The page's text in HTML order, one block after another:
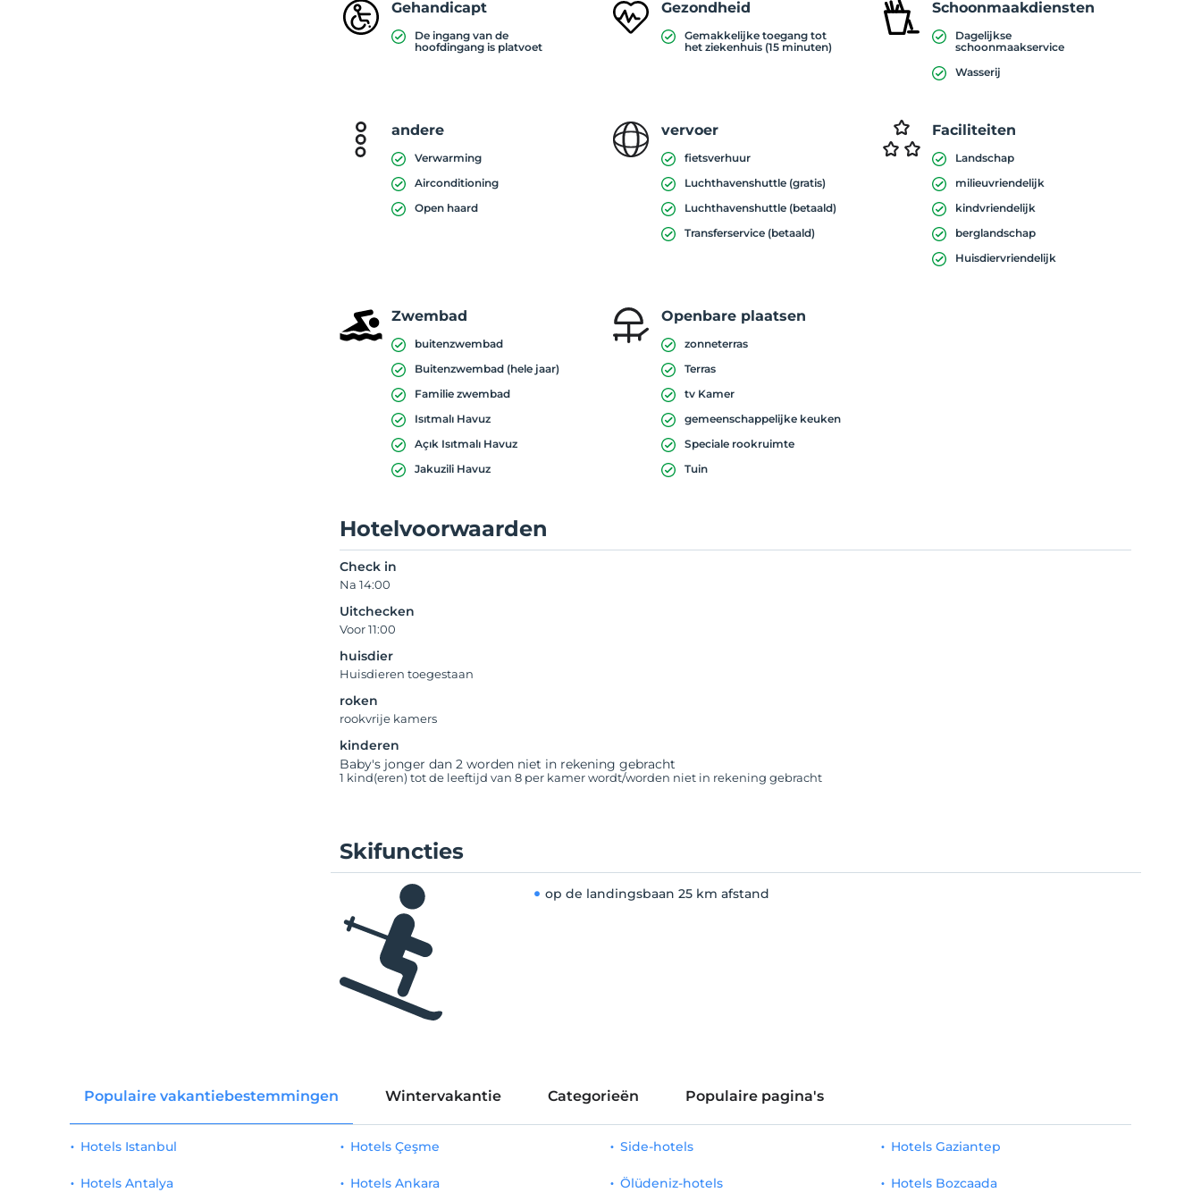
Jardin Kırkpınar, Dedeman Lake House, Kartepe Botanical Wake
Park, Caterpillar Cafe)
Gehandicapt
De ingang van de
hoofdingang is platvoet
Gezondheid
Gemakkelijke toegang tot
het ziekenhuis (15 minuten)
Schoonmaakdiensten
Dagelijkse
schoonmaakservice
Wasserij
andere
Verwarming
Airconditioning
Open haard
vervoer
fietsverhuur
Luchthavenshuttle (gratis)
Luchthavenshuttle (betaald)
Transferservice (betaald)
Faciliteiten
Landschap
milieuvriendelijk
kindvriendelijk
berglandschap
Huisdiervriendelijk
Zwembad
buitenzwembad
Buitenzwembad (hele jaar)
Familie zwembad
Isıtmalı Havuz
Açık Isıtmalı Havuz
Jakuzili Havuz
Openbare plaatsen
zonneterras
Terras
tv Kamer
gemeenschappelijke keuken
Speciale rookruimte
Tuin
Hotelvoorwaarden
Check in
Na 14:00
Uitchecken
Voor 11:00
huisdier
Huisdieren toegestaan
roken
rookvrije kamers
kinderen
Baby's jonger dan 2 worden niet in rekening gebracht
1 kind(eren) tot de leeftijd van 8 per kamer wordt/worden niet in rekening gebracht
Skifuncties
op de landingsbaan 25 km afstand
Populaire vakantiebestemmingen Wintervakantie Categorieën Populaire pagina's
Hotels Istanbul
Hotels Antalya
Hotels Çeşme
Hotels Ankara
Side-hotels
Ölüdeniz-hotels
Hotels Gaziantep
Hotels Bozcaada